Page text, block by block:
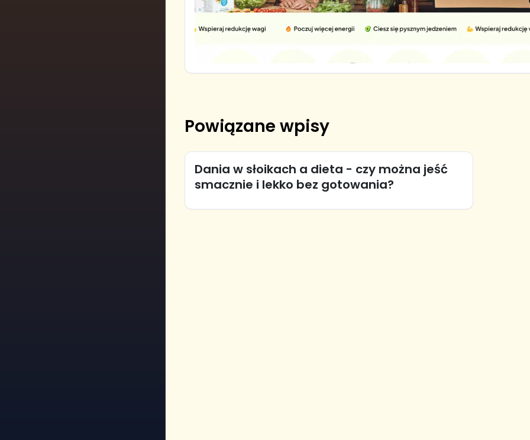
Powiązane wpisy
Dania w słoikach a dieta - czy można jeść
smacznie i lekko bez gotowania?